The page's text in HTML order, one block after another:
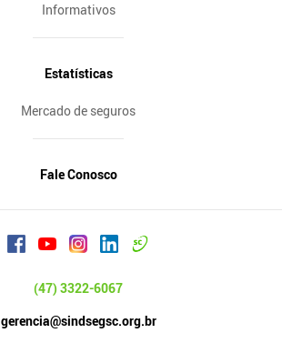
Informativos
Estatísticas
Mercado de seguros
Fale Conosco
(47) 3322-6067
gerencia@sindsegsc.org.br